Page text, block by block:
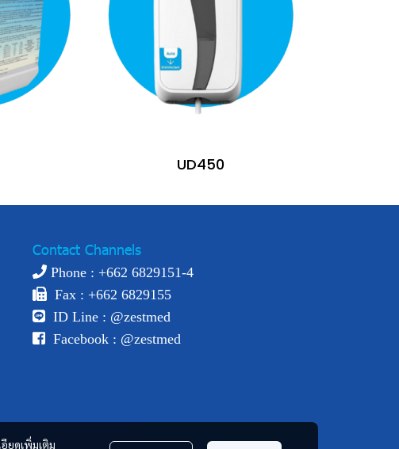
UD450
ยดเพิ่มเติม
Contact Channels
Phone : +662 6829151-4
Fax : +662 6829155
ID Line : @zestmed
Facebook : @zestmed